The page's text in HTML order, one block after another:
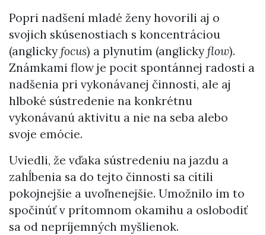
Popri nadšení mladé ženy hovorili aj o
svojich skúsenostiach s koncentráciou
(anglickyfocus) a plynutím (anglickyflow).
Známkami flow je pocit spontánnej radosti a
nadšenia pri vykonávanej činnosti, ale aj
hlboké sústredenie na konkrétnu
vykonávanú aktivitu a nie na seba alebo
svoje emócie.
Uviedli, že vďaka sústredeniu na jazdu a
zahĺbenia sa do tejto činnosti sa cítili
pokojnejšie a uvoľnenejšie. Umožnilo im to
spočinúť v prítomnom okamihu a oslobodiť
sa od nepríjemných myšlienok.